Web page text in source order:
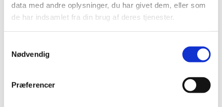
data med andre oplysninger, du har givet dem, eller som
de har indsamlet fra din brug af deres tjenester.
Nødvendig
Præferencer
GÅ TIL BILLEDEGALLERI HER
Billeder og video fra Copenhagen Sprint